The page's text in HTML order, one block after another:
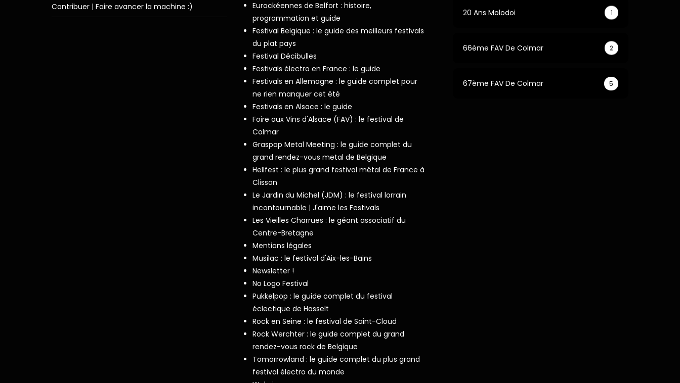
Contribuer | Faire avancer la machine :)
Eurockéennes de Belfort : histoire,
programmation et guide
Festival Belgique : le guide des meilleurs festivals
du plat pays
Festival Décibulles
Festivals électro en France : le guide
Festivals en Allemagne : le guide complet pour
ne rien manquer cet été
Festivals en Alsace : le guide
Foire aux Vins d'Alsace (FAV) : le festival de
Colmar
Graspop Metal Meeting : le guide complet du
grand rendez-vous metal de Belgique
Hellfest : le plus grand festival métal de France à
Clisson
Le Jardin du Michel (JDM) : le festival lorrain
incontournable | J'aime les Festivals
Les Vieilles Charrues : le géant associatif du
Centre-Bretagne
Mentions légales
Musilac : le festival d'Aix-les-Bains
Newsletter !
No Logo Festival
Pukkelpop : le guide complet du festival
éclectique de Hasselt
Rock en Seine : le festival de Saint-Cloud
Rock Werchter : le guide complet du grand
rendez-vous rock de Belgique
Tomorrowland : le guide complet du plus grand
festival électro du monde
20 Ans Molodoi 1
66ème FAV De Colmar 2
67ème FAV De Colmar 5